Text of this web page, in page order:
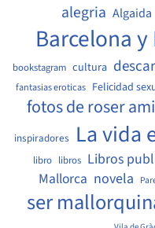
alegria Algaida
Barcelona
bookstagram cultura
fantasias eroticas Felicidad
fotos de roser
inspiradores La vida
libro libros Libros
Mallorca novela
ser